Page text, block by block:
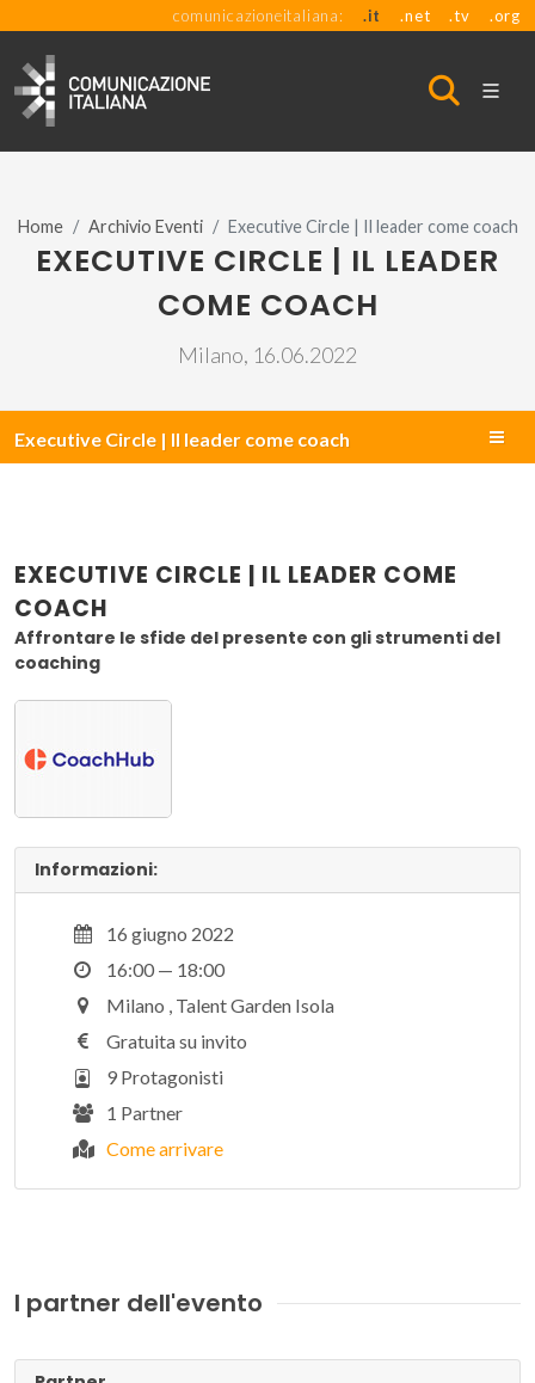
comunicazioneitaliana: .it .net .tv .org
Home Archivio Eventi Executive Circle | Il leader come coach
EXECUTIVE CIRCLE | IL LEADER
COME COACH
Milano, 16.06.2022
Executive Circle | Il leader come coach
EXECUTIVE CIRCLE | IL LEADER COME
COACH
Affrontare le sfide del presente con gli strumenti del
coaching
Informazioni:
16 giugno 2022
16:00 — 18:00
Milano , Talent Garden Isola
Gratuita su invito
9 Protagonisti
1 Partner
Come arrivare
I partner dell'evento